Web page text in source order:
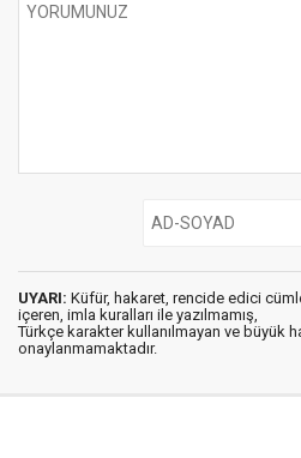
UYARI: Küfür, hakaret, rencide edici
içeren, imla kuralları ile yazılmamış,
Türkçe karakter kullanılmayan ve büyük
onaylanmamaktadır.